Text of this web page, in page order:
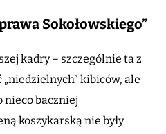
Sokołowskiego”
kadry – szczególnie ta z
kibiców, ale
nieco baczniej
koszykarską nie były